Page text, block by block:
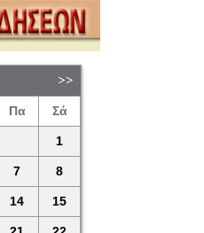
Πα Σά
1
7 8
14 15